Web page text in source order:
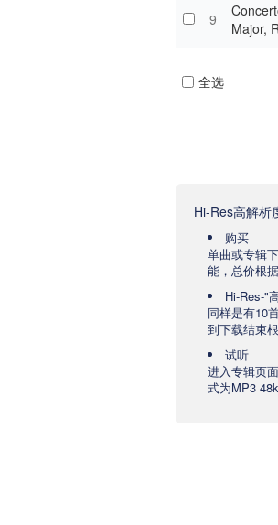
9
Major,
全选
Hi-Res高解析
购买
单曲或专辑
能，总价根
Hi-Res-"
同样是有10
到下载结束
试听
进入专辑页
式为MP3